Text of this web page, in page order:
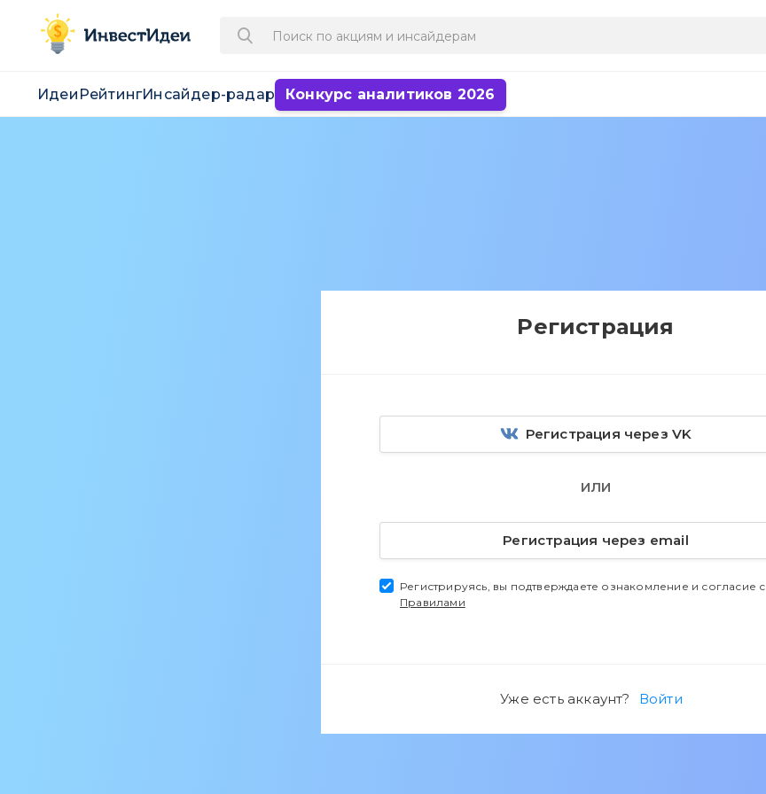
Идеи РейтингИнсайдер-радар Конкурс аналитиков 2026
Регистрация
Регистрация через VK
ИЛИ
Регистрация через email
Регистрируясь, вы подтверждаете ознакомление и согласие с
Правилами
Уже есть аккаунт? Войти